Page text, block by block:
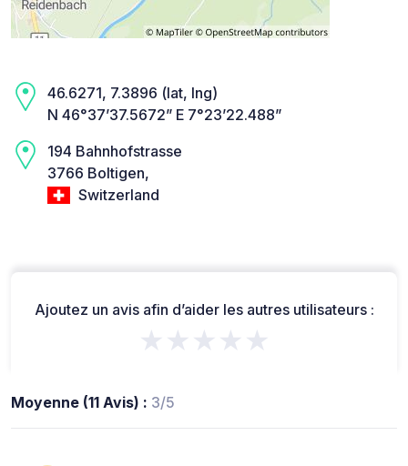
46.6271, 7.3896 (lat, lng)
N 46°37’37.5672” E 7°23’22.488”
194 Bahnhofstrasse
3766 Boltigen,
Switzerland
Ajoutez un avis afin d’aider les autres utilisateurs :
★★★★★
Moyenne (11 Avis) : 3/5